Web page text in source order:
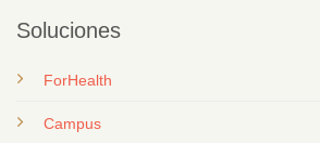
Soluciones
ForHealth
Campus